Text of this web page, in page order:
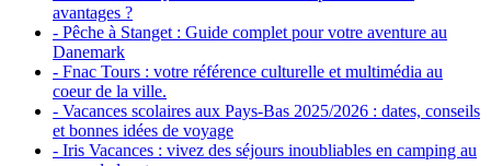
avantages ?
- Pêche à Stanget : Guide complet pour votre aventure au
Danemark
- Fnac Tours : votre référence culturelle et multimédia au
coeur de la ville.
- Vacances scolaires aux Pays-Bas 2025/2026 : dates, conseils
et bonnes idées de voyage
- Iris Vacances : vivez des séjours inoubliables en camping au